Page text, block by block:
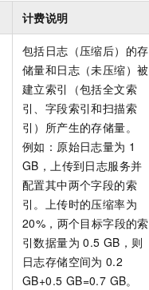
计费说明
包括日志（压缩后）的存
储量和日志（未压缩）被
建立索引（包括全文索
引、字段索引和扫描索
引）所产生的存储量。
例如：原始日志量为 1
GB，上传到日志服务并
配置其中两个字段的索
引。上传时的压缩率为
20%，两个目标字段的索
引数据量为 0.5 GB，则
日志存储空间为 0.2
GB+0.5 GB=0.7 GB。